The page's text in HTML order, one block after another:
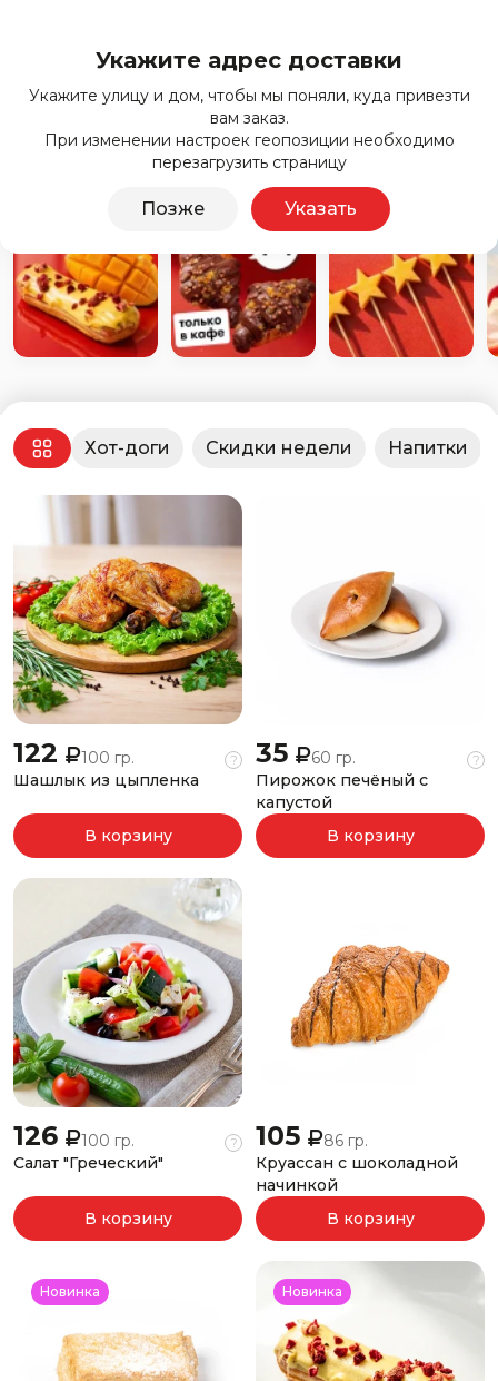
Укажите адрес
Укажите адрес доставки
Укажите улицу и дом, чтобы мы поняли, куда привезти
вам заказ.
При изменении настроек геопозиции необходимо
перезагрузить страницу
Позже Указать
Хот-доги Скидки недели Напитки
122 100 гр. ?
Шашлык из цыпленка
В корзину
35 60 гр. ?
Пирожок печёный с
капустой
В корзину
126 100 гр. ?
Салат "Греческий"
В корзину
105
86 гр.
Круассан с шоколадной
начинкой
В корзину
Новинка Новинка